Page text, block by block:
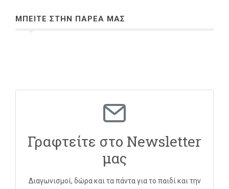
ΜΠΕΙΤΕ ΣΤΗΝ ΠΑΡΕΑ ΜΑΣ
Γραφτείτε στο Newsletter
μας
Διαγωνισμοί, δώρα και τα πάντα για το παιδί και την